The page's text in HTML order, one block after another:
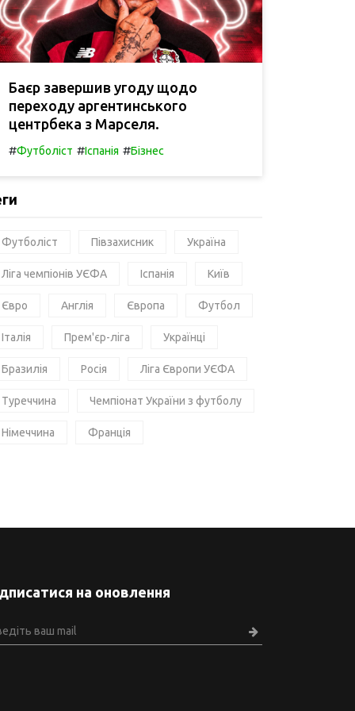
Баєр завершив угоду щодо
переходу аргентинського
центрбека з Марселя.
#Футболіст #Іспанія #Бізнес
Футболіст Півзахисник Україна
Ліга чемпіонів УЄФА Іспанія Київ
Євро Англія Європа Футбол
Італія Прем'єр-ліга Українці
Бразилія Росія Ліга Європи УЄФА
Туреччина Чемпіонат України з футболу
Німеччина Франція
на оновлення